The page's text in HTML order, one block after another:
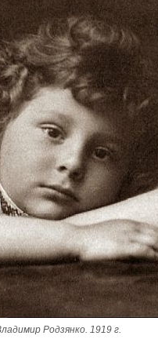
Родзянко. 1919 г.